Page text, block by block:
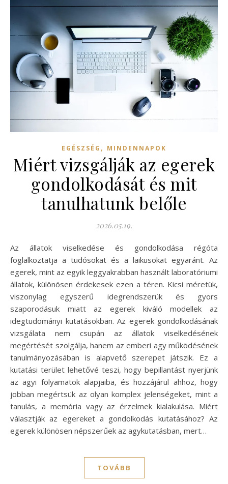
EGÉSZSÉG , MINDENNAPOK
Miért vizsgálják az egerek
gondolkodását és mit
tanulhatunk belőle
2026.05.19.
Az állatok viselkedése és gondolkodása régóta
foglalkoztatja a tudósokat és a laikusokat egyaránt. Az
egerek, mint az egyik leggyakrabban használt laboratóriumi
állatok, különösen érdekesek ezen a téren. Kicsi méretük,
viszonylag egyszerű idegrendszerük és gyors
szaporodásuk miatt az egerek kiváló modellek az
idegtudományi kutatásokban. Az egerek gondolkodásának
vizsgálata nem csupán az állatok viselkedésének
megértését szolgálja, hanem az emberi agy működésének
tanulmányozásában is alapvető szerepet játszik. Ez a
kutatási terület lehetővé teszi, hogy bepillantást nyerjünk
az agyi folyamatok alapjaiba, és hozzájárul ahhoz, hogy
jobban megértsük az olyan komplex jelenségeket, mint a
tanulás, a memória vagy az érzelmek kialakulása. Miért
választják az egereket a gondolkodás kutatásához? Az
egerek különösen népszerűek az agykutatásban, mert…
TOVÁBB